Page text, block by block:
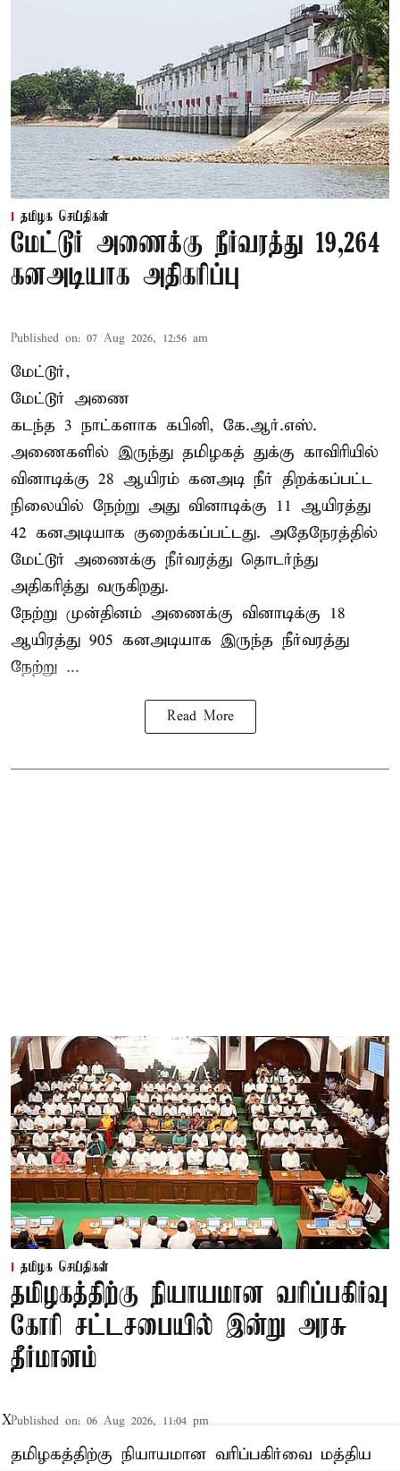
தமிழக செய்திகள்
மேட்டூர் அணைக்கு நீர்வரத்து 19,264
கனஅடியாக அதிகரிப்பு
Published on: 07 Aug 2026, 12:56 am
மேட்டூர்,
மேட்டூர் அணை
கடந்த 3 நாட்களாக கபினி, கே.ஆர்.எஸ்.
அணைகளில் இருந்து தமிழகத் துக்கு காவிரியில்
வினாடிக்கு 28 ஆயிரம் கனஅடி நீர் திறக்கப்பட்ட
நிலையில் நேற்று அது வினாடிக்கு 11 ஆயிரத்து
42 கனஅடியாக குறைக்கப்பட்டது. அதேநேரத்தில்
மேட்டூர் அணைக்கு நீர்வரத்து தொடர்ந்து
அதிகரித்து வருகிறது.
நேற்று முன்தினம் அணைக்கு வினாடிக்கு 18
ஆயிரத்து 905 கனஅடியாக இருந்த நீர்வரத்து
நேற்று ...
Read More
தமிழக செய்திகள்
தமிழகத்திற்கு நியாயமான வரிப்பகிர்வு
கோரி சட்டசபையில் இன்று அரசு
தீர்மானம்
Published on: 06 Aug 2026, 11:04 pm
தமிழகத்திற்கு நியாயமான வரிப்பகிர்வை மத்திய
X